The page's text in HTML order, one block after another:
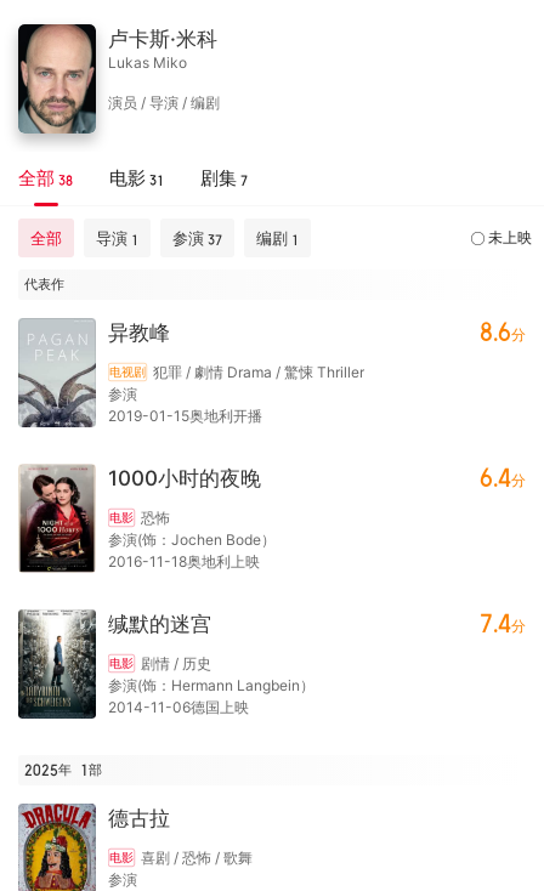
卢卡斯·米科
Lukas Miko
演员 / 导演 / 编剧
全部 38 电影 31 剧集 7
全部 导演 1 参演 37 编剧 1 未上映
代表作
异教峰
电视剧 犯罪 / 劇情 Drama / 驚悚 Thriller
参演
2019-01-15奥地利开播
8.6分
1000小时的夜晚
电影 恐怖
参演(饰：Jochen Bode）
2016-11-18奥地利上映
6.4分
缄默的迷宫
电影 剧情 / 历史
参演(饰：Hermann Langbein）
2014-11-06德国上映
7.4分
2025年 1部
德古拉
电影 喜剧 / 恐怖 / 歌舞
参演